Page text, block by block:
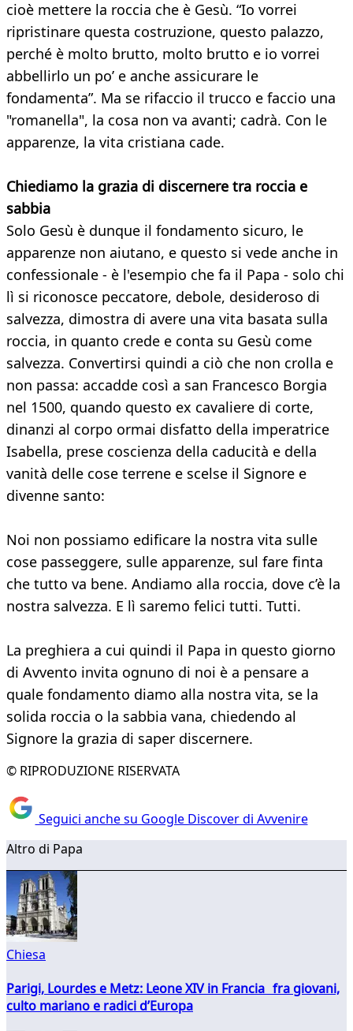
cioè mettere la roccia che è Gesù. “Io vorrei
ripristinare questa costruzione, questo palazzo,
perché è molto brutto, molto brutto e io vorrei
abbellirlo un po’ e anche assicurare le
fondamenta”. Ma se rifaccio il trucco e faccio una
"romanella", la cosa non va avanti; cadrà. Con le
apparenze, la vita cristiana cade.
Chiediamo la grazia di discernere tra roccia e
sabbia
Solo Gesù è dunque il fondamento sicuro, le
apparenze non aiutano, e questo si vede anche in
confessionale - è l'esempio che fa il Papa - solo chi
lì si riconosce peccatore, debole, desideroso di
salvezza, dimostra di avere una vita basata sulla
roccia, in quanto crede e conta su Gesù come
salvezza. Convertirsi quindi a ciò che non crolla e
non passa: accadde così a san Francesco Borgia
nel 1500, quando questo ex cavaliere di corte,
dinanzi al corpo ormai disfatto della imperatrice
Isabella, prese coscienza della caducità e della
vanità delle cose terrene e scelse il Signore e
divenne santo:
Noi non possiamo edificare la nostra vita sulle
cose passeggere, sulle apparenze, sul fare finta
che tutto va bene. Andiamo alla roccia, dove c’è la
nostra salvezza. E lì saremo felici tutti. Tutti.
La preghiera a cui quindi il Papa in questo giorno
di Avvento invita ognuno di noi è a pensare a
quale fondamento diamo alla nostra vita, se la
solida roccia o la sabbia vana, chiedendo al
Signore la grazia di saper discernere.
© RIPRODUZIONE RISERVATA
Seguici anche su Google Discover di Avvenire
Altro di Papa
Chiesa
Parigi, Lourdes e Metz: Leone XIV in Francia fra giovani,
culto mariano e radici d’Europa